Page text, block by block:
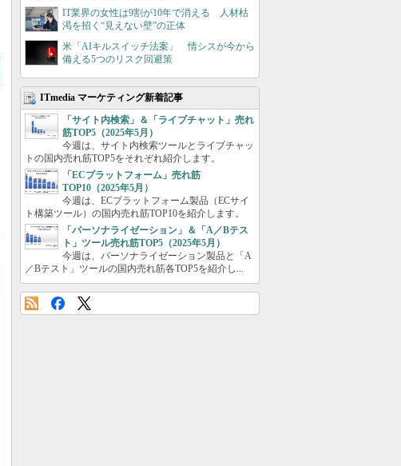
IT業界の女性は9割が10年で消える 人材枯
渇を招く“見えない壁”の正体
米「AIキルスイッチ法案」 情シスが今から
備える5つのリスク回避策
ITmedia マーケティング新着記事
「サイト内検索」＆「ライブチャット」売れ
筋TOP5（2025年5月）
今週は、サイト内検索ツールとライブチャッ
トの国内売れ筋TOP5をそれぞれ紹介します。
「ECプラットフォーム」売れ筋
TOP10（2025年5月）
今週は、ECプラットフォーム製品（ECサイ
ト構築ツール）の国内売れ筋TOP10を紹介します。
「パーソナライゼーション」＆「A／Bテス
ト」ツール売れ筋TOP5（2025年5月）
今週は、パーソナライゼーション製品と「A
／Bテスト」ツールの国内売れ筋各TOP5を紹介し...